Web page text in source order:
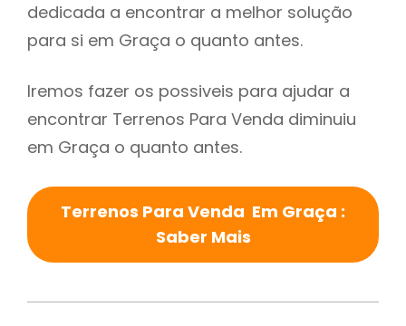
dedicada a encontrar a melhor solução
para si em Graça o quanto antes.
Iremos fazer os possiveis para ajudar a
encontrar Terrenos Para Venda diminuiu
em Graça o quanto antes.
Terrenos Para Venda Em Graça :
Saber Mais